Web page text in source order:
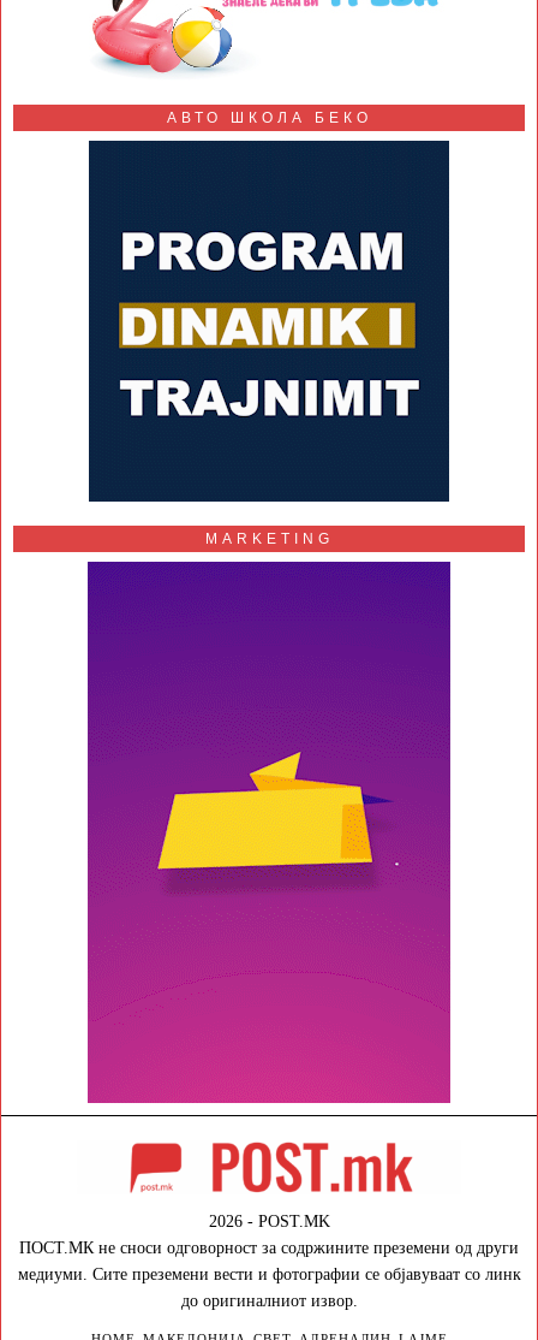
АВТО ШКОЛА БЕКО
MARKETING
2026 - POST.MK
ПОСТ.МК не сноси одговорност за содржините преземени од други
медиуми. Сите преземени вести и фотографии се објавуваат со линк
до оригиналниот извор.